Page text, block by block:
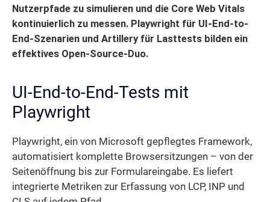
Nutzerpfade zu simulieren und die Core Web Vitals
kontinuierlich zu messen. Playwright für UI-End-to-
End-Szenarien und Artillery für Lasttests bilden ein
effektives Open-Source-Duo.
UI-End-to-End-Tests mit
Playwright
Playwright, ein von Microsoft gepflegtes Framework,
automatisiert komplette Browsersitzungen – von der
Seitenöffnung bis zur Formulareingabe. Es liefert
integrierte Metriken zur Erfassung von LCP, INP und